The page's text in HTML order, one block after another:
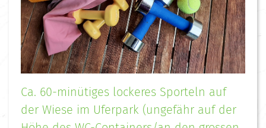
Ca. 60-minütiges lockeres Sporteln auf
der Wiese im Uferpark (ungefähr auf der